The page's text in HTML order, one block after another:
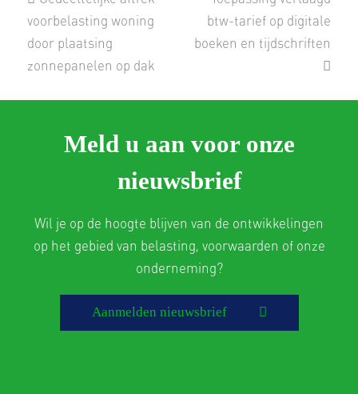
post:
voorbelasting woning
door plaatsing
zonnepanelen op dak
post:
btw-tarief op digitale
boeken en tijdschriften
Meld u aan voor onze
nieuwsbrief
Wil je op de hoogte blijven van de ontwikkelingen
op het gebied van belasting, voorwaarden of onze
onderneming?
Aanmelden nieuwsbrief